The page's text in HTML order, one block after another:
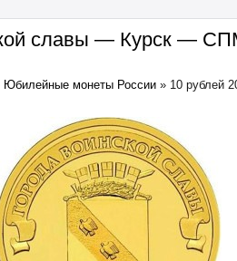
славы — Курск —
Юбилейные монеты России » 10 рублей